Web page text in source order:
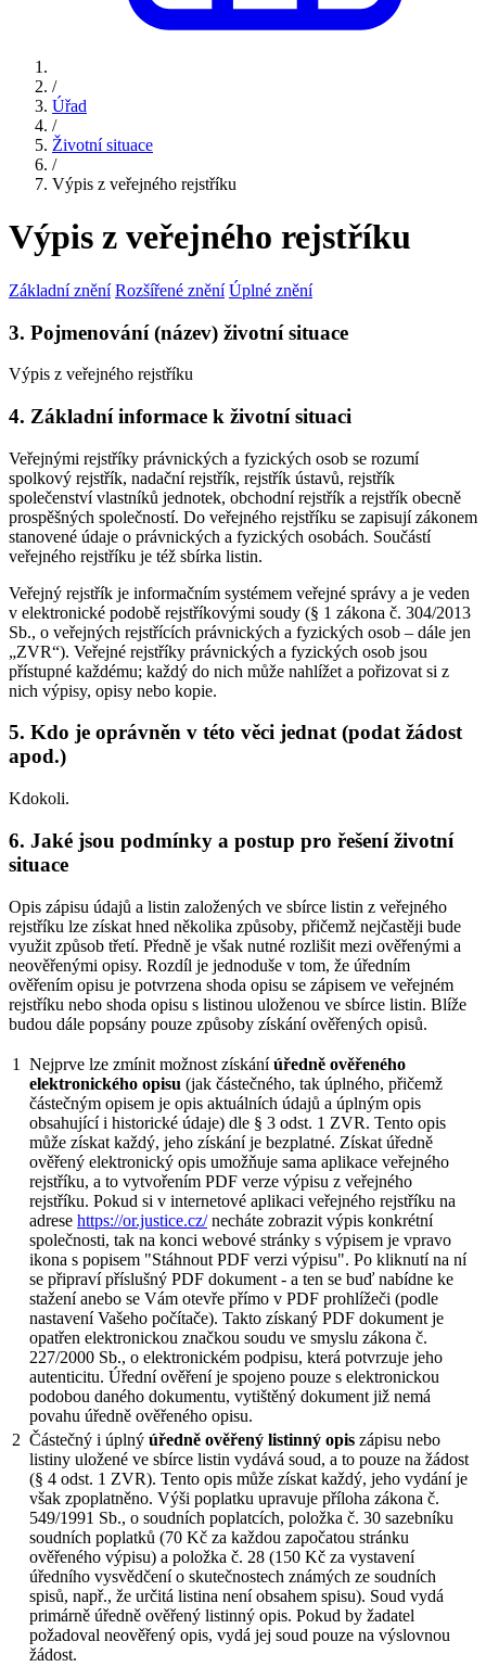
/
Úřad
/
Životní situace
/
Výpis z veřejného rejstříku
Výpis z veřejného rejstříku
Základní znění Rozšířené znění Úplné znění
3. Pojmenování (název) životní situace
Výpis z veřejného rejstříku
4. Základní informace k životní situaci
Veřejnými rejstříky právnických a fyzických osob se rozumí
spolkový rejstřík, nadační rejstřík, rejstřík ústavů, rejstřík
společenství vlastníků jednotek, obchodní rejstřík a rejstřík obecně
prospěšných společností. Do veřejného rejstříku se zapisují zákonem
stanovené údaje o právnických a fyzických osobách. Součástí
veřejného rejstříku je též sbírka listin.
Veřejný rejstřík je informačním systémem veřejné správy a je veden
v elektronické podobě rejstříkovými soudy (§ 1 zákona č. 304/2013
Sb., o veřejných rejstřících právnických a fyzických osob – dále jen
„ZVR“). Veřejné rejstříky právnických a fyzických osob jsou
přístupné každému; každý do nich může nahlížet a pořizovat si z
nich výpisy, opisy nebo kopie.
5. Kdo je oprávněn v této věci jednat (podat žádost
apod.)
Kdokoli.
6. Jaké jsou podmínky a postup pro řešení životní
situace
Opis zápisu údajů a listin založených ve sbírce listin z veřejného
rejstříku lze získat hned několika způsoby, přičemž nejčastěji bude
využit způsob třetí. Předně je však nutné rozlišit mezi ověřenými a
neověřenými opisy. Rozdíl je jednoduše v tom, že úředním
ověřením opisu je potvrzena shoda opisu se zápisem ve veřejném
rejstříku nebo shoda opisu s listinou uloženou ve sbírce listin. Blíže
budou dále popsány pouze způsoby získání ověřených opisů.
1 Nejprve lze zmínit možnost získáníúředně ověřeného
elektronického opisu (jak částečného, tak úplného, přičemž
částečným opisem je opis aktuálních údajů a úplným opis
obsahující i historické údaje) dle § 3 odst. 1 ZVR. Tento opis
může získat každý, jeho získání je bezplatné. Získat úředně
ověřený elektronický opis umožňuje sama aplikace veřejného
rejstříku, a to vytvořením PDF verze výpisu z veřejného
rejstříku. Pokud si v internetové aplikaci veřejného rejstříku na
adrese https://or.justice.cz/necháte zobrazit výpis konkrétní
společnosti, tak na konci webové stránky s výpisem je vpravo
ikona s popisem "Stáhnout PDF verzi výpisu". Po kliknutí na ní
se připraví příslušný PDF dokument - a ten se buď nabídne ke
stažení anebo se Vám otevře přímo v PDF prohlížeči (podle
nastavení Vašeho počítače). Takto získaný PDF dokument je
opatřen elektronickou značkou soudu ve smyslu zákona č.
227/2000 Sb., o elektronickém podpisu, která potvrzuje jeho
autenticitu. Úřední ověření je spojeno pouze s elektronickou
podobou daného dokumentu, vytištěný dokument již nemá
povahu úředně ověřeného opisu.
2 Částečný i úplný úředně ověřený listinný opis zápisu nebo
listiny uložené ve sbírce listin vydává soud, a to pouze na žádost
(§ 4 odst. 1 ZVR). Tento opis může získat každý, jeho vydání je
však zpoplatněno. Výši poplatku upravuje příloha zákona č.
549/1991 Sb., o soudních poplatcích, položka č. 30 sazebníku
soudních poplatků (70 Kč za každou započatou stránku
ověřeného výpisu) a položka č. 28 (150 Kč za vystavení
úředního vysvědčení o skutečnostech známých ze soudních
spisů, např., že určitá listina není obsahem spisu). Soud vydá
primárně úředně ověřený listinný opis. Pokud by žadatel
požadoval neověřený opis, vydá jej soud pouze na výslovnou
žádost.